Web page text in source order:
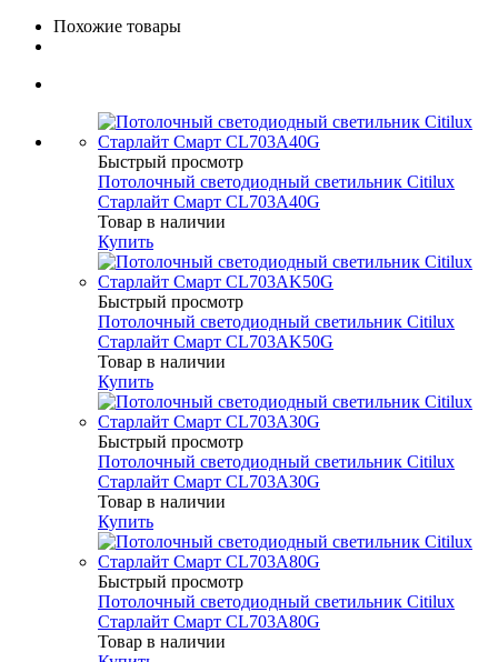
Похожие товары
Быстрый просмотр
Потолочный светодиодный светильник Citilux
Старлайт Смарт CL703A40G
Товар в наличии
Купить
Быстрый просмотр
Потолочный светодиодный светильник Citilux
Старлайт Смарт CL703AK50G
Товар в наличии
Купить
Быстрый просмотр
Потолочный светодиодный светильник Citilux
Старлайт Смарт CL703A30G
Товар в наличии
Купить
Быстрый просмотр
Потолочный светодиодный светильник Citilux
Старлайт Смарт CL703A80G
Товар в наличии